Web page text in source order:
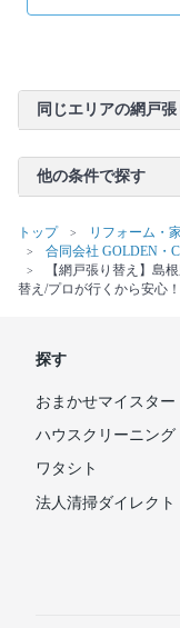
同じエリアの網戸
他の条件で探す
トップ リフォーム・
合同会社 GOLDEN・
【網戸張り替え】島
替え/プロが行くから安心！
探す
おまかせマイスター
ハウスクリーニング
ワタシト
法人清掃ダイレクト